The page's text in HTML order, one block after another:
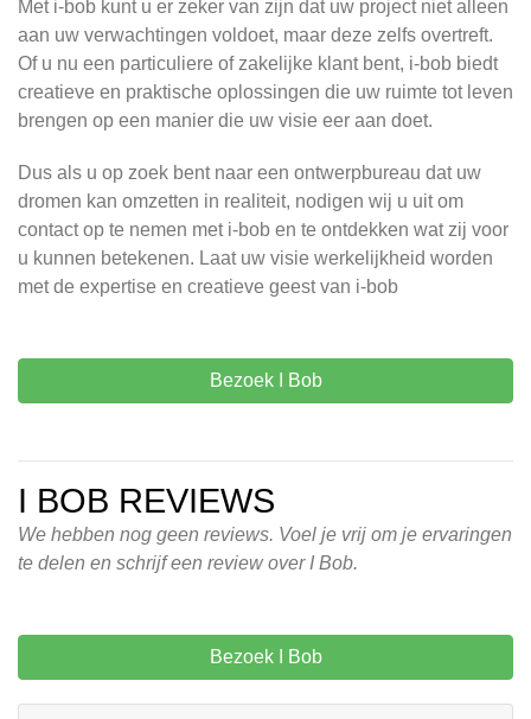
Met i-bob kunt u er zeker van zijn dat uw project niet alleen
aan uw verwachtingen voldoet, maar deze zelfs overtreft.
Of u nu een particuliere of zakelijke klant bent, i-bob biedt
creatieve en praktische oplossingen die uw ruimte tot leven
brengen op een manier die uw visie eer aan doet.
Dus als u op zoek bent naar een ontwerpbureau dat uw
dromen kan omzetten in realiteit, nodigen wij u uit om
contact op te nemen met i-bob en te ontdekken wat zij voor
u kunnen betekenen. Laat uw visie werkelijkheid worden
met de expertise en creatieve geest van i-bob
Bezoek I Bob
I BOB REVIEWS
We hebben nog geen reviews. Voel je vrij om je ervaringen
te delen en schrijf een review over I Bob.
Bezoek I Bob